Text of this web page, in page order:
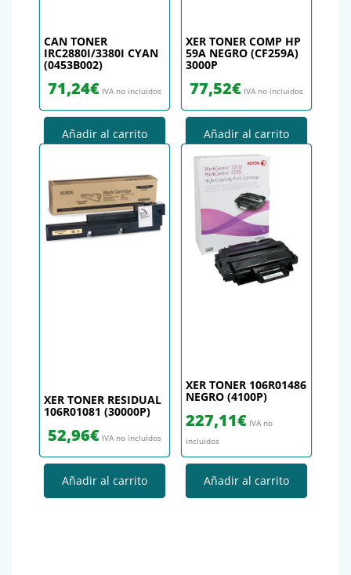
CAN TONER
IRC2880I/3380I CYAN
(0453B002)
71,24€ IVA no incluidos
Añadir al carrito
XER TONER COMP HP
59A NEGRO (CF259A)
3000P
77,52€ IVA no incluidos
Añadir al carrito
XER TONER RESIDUAL
106R01081 (30000P)
52,96€ IVA no incluidos
Añadir al carrito
XER TONER 106R01486
NEGRO (4100P)
227,11€ IVA no
incluidos
Añadir al carrito